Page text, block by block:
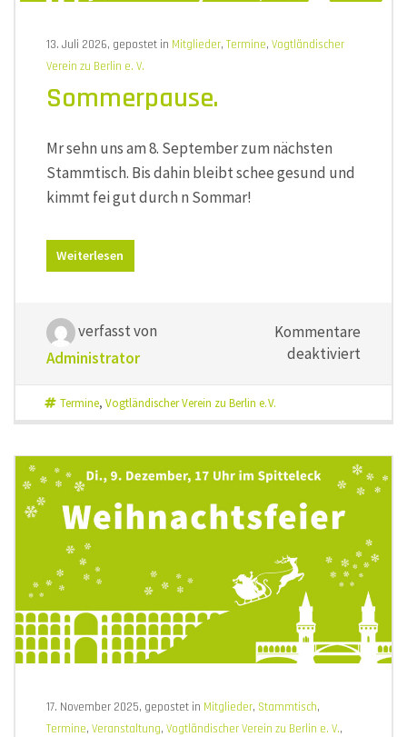
13. Juli 2026, gepostet in Mitglieder, Termine, Vogtländischer
Verein zu Berlin e. V.
Sommerpause.
Mr sehn uns am 8. September zum nächsten
Stammtisch. Bis dahin bleibt schee gesund und
kimmt fei gut durch n Sommar!
Weiterlesen
verfasst von
Administrator
Kommentare
deaktiviert
Termine, Vogtländischer Verein zu Berlin e. V.
17. November 2025, gepostet in Mitglieder, Stammtisch,
Termine, Veranstaltung, Vogtländischer Verein zu Berlin e. V.,